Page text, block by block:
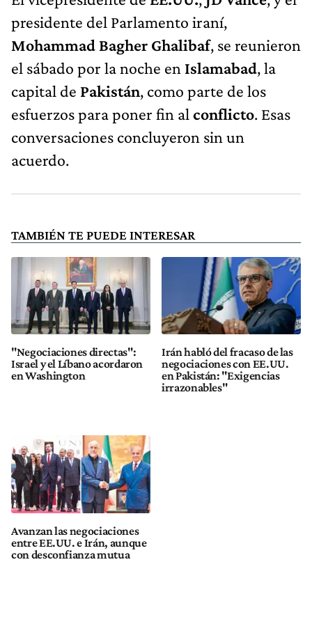
presidente del Parlamento iraní,
Mohammad Bagher Ghalibaf, se reunieron
el sábado por la noche en Islamabad, la
capital de Pakistán, como parte de los
esfuerzos para poner fin al conflicto. Esas
conversaciones concluyeron sin un
acuerdo.
TAMBIÉN TE PUEDE INTERESAR
"Negociaciones directas":
Israel y el Líbano acordaron
en Washington
Irán habló del fracaso de las
negociaciones con EE.UU.
en Pakistán: "Exigencias
irrazonables"
Avanzan las negociaciones
entre EE.UU. e Irán, aunque
con desconfianza mutua